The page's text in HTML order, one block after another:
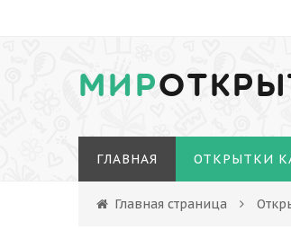
МИР
ГЛАВНАЯ ОТКРЫТКИ
Главная страница